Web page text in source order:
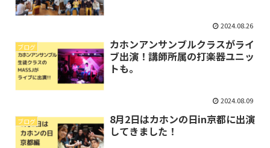
2024.08.26
ブログ
カホンアンサンブルクラスがライ
ブ出演！講師所属の打楽器ユニッ
トも。
2024.08.09
ブログ
8月2日はカホンの日in京都に出演
してきました！